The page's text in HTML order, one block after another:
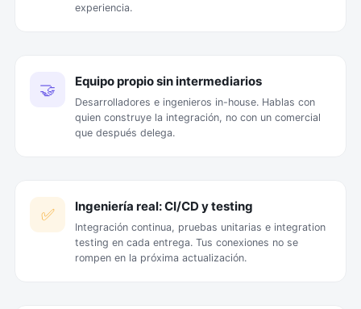
experiencia.
🤝 Equipo propio sin intermediarios
Desarrolladores e ingenieros in-house. Hablas con
quien construye la integración, no con un comercial
que después delega.
✅ Ingeniería real: CI/CD y testing
Integración continua, pruebas unitarias e integration
testing en cada entrega. Tus conexiones no se
rompen en la próxima actualización.